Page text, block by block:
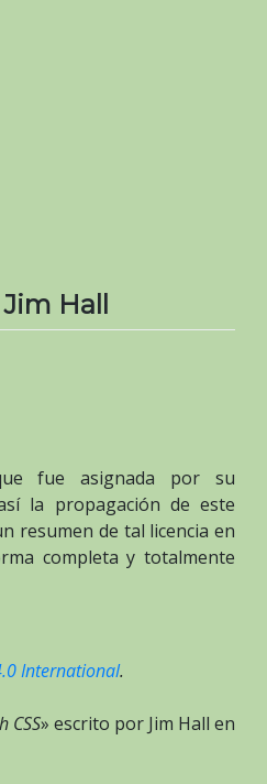
Hall
fue asignada por su
la propagación de este
resumen de tal licencia en
completa y totalmente
International.
CSS» escrito por Jim Hall en